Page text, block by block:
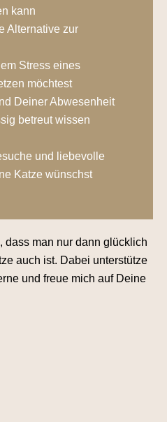
kann
Alternative zur
Stress eines
möchtest
Deiner Abwesenheit
betreut wissen
und liebevolle
Katze wünschst
dass man nur dann glücklich
auch ist. Dabei unterstütze
und freue mich auf Deine